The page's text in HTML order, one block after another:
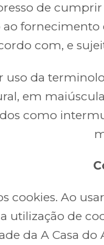
de
fornecimento
com, e
uso da
em
como
cookies. Ao
utilização de
da A Casa